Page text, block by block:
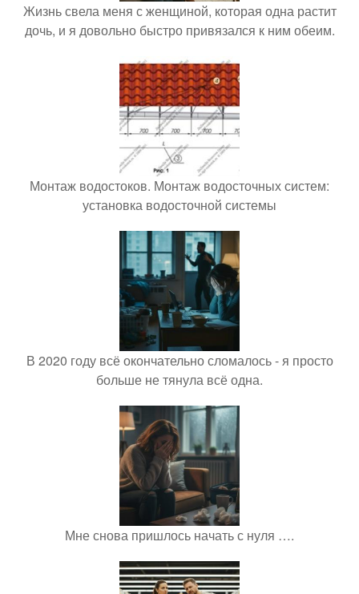
Жизнь свела меня с женщиной, которая одна растит
дочь, и я довольно быстро привязался к ним обеим.
Монтаж водостоков. Монтаж водосточных систем:
установка водосточной системы
В 2020 году всё окончательно сломалось - я просто
больше не тянула всё одна.
Мне снова пришлось начать с нуля ….